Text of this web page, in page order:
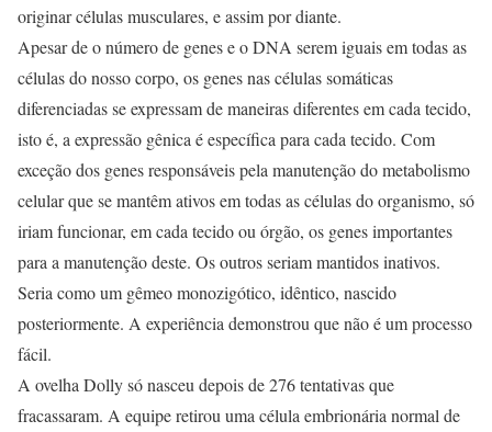
originar células musculares, e assim por diante.
Apesar de o número de genes e o DNA serem iguais em todas as
células do nosso corpo, os genes nas células somáticas
diferenciadas se expressam de maneiras diferentes em cada tecido,
isto é, a expressão gênica é específica para cada tecido. Com
exceção dos genes responsáveis pela manutenção do metabolismo
celular que se mantêm ativos em todas as células do organismo, só
iriam funcionar, em cada tecido ou órgão, os genes importantes
para a manutenção deste. Os outros seriam mantidos inativos.
Seria como um gêmeo monozigótico, idêntico, nascido
posteriormente. A experiência demonstrou que não é um processo
fácil.
A ovelha Dolly só nasceu depois de 276 tentativas que
fracassaram. A equipe retirou uma célula embrionária normal de